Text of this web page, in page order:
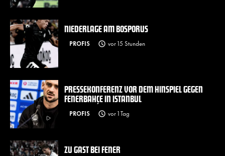
NIEDERLAGE AM BOSPORUS
PROFIS vor 15 Stunden
PRESSEKONFERENZ VOR DEM HINSPIEL GEGEN
FENERBAHÇE IN ISTANBUL
PROFIS vor 1 Tag
ZU GAST BEI FENER